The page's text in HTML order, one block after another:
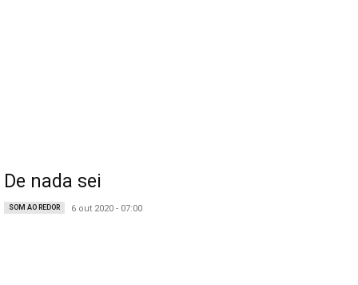
De nada sei
SOM AO REDOR 6 out 2020 - 07:00